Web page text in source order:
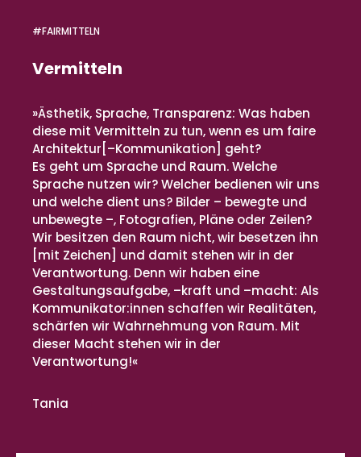
#FAIRMITTELN
Vermitteln
»Ästhetik, Sprache, Transparenz: Was haben
diese mit Vermitteln zu tun, wenn es um faire
Architektur[–Kommunikation] geht?
Es geht um Sprache und Raum. Welche
Sprache nutzen wir? Welcher bedienen wir uns
und welche dient uns? Bilder – bewegte und
unbewegte –, Fotografien, Pläne oder Zeilen?
Wir besitzen den Raum nicht, wir besetzen ihn
[mit Zeichen] und damit stehen wir in der
Verantwortung. Denn wir haben eine
Gestaltungsaufgabe, –kraft und –macht: Als
Kommunikator:innen schaffen wir Realitäten,
schärfen wir Wahrnehmung von Raum. Mit
dieser Macht stehen wir in der
Verantwortung!«
Tania